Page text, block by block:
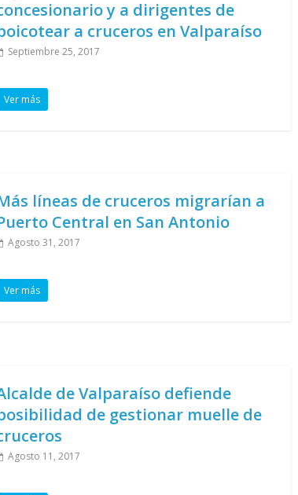
y a dirigentes de
a cruceros en Valparaíso
Septiembre 25, 2017
Ver más
líneas de cruceros migrarían a
Central en San Antonio
Agosto 31, 2017
Ver más
de Valparaíso defiende
de gestionar muelle de
Agosto 11, 2017